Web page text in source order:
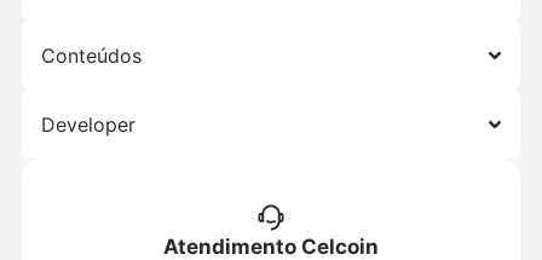
Conteúdos
Developer
Atendimento Celcoin